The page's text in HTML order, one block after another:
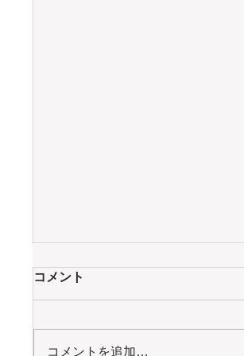
コメント
コメントを追加…